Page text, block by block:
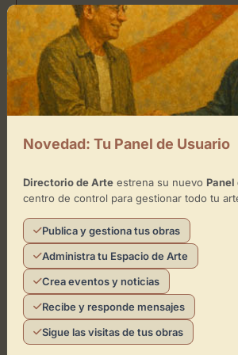
Día
Horarios
Lunes
de 16:00 -
Martes
de 16:00 -
Miércoles
de 16:00 -
Jueves
de 16:00 -
Viernes
de 16:00 -
Sábado
Domingo
Ubicación de Bal de
para bodas y eventos
Novedad: Tu Panel de Usuario
Directorio de Arteestrena su nuevo Panel
centro de control para gestionar todo tu
Publica y gestiona tus obras
Administra tu Espacio de Arte
Crea eventos y noticias
Recibe y responde mensajes
Sigue las visitas de tus obras